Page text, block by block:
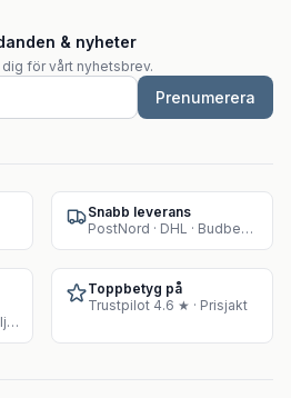
& nyheter
för vårt nyhetsbrev.
Prenumerera
Snabb leverans
PostNord · DHL · Budbee · Instabox
Godkänt lager för försäljning av kosttillskott
Toppbetyg på
Trustpilot 4.6 ★ · Prisjakt